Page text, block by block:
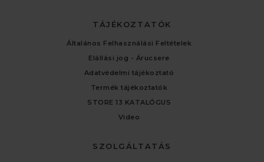
TÁJÉKOZTATÓK
Általános Felhasználási Feltételek
Elállási jog - Árucsere
Adatvédelmi tájékoztató
Termék tájékoztatók
STORE 13 KATALÓGUS
Video
SZOLGÁLTATÁS